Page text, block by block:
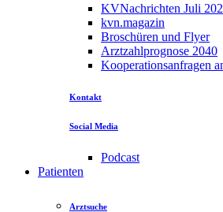
KVNachrichten Juli
kvn.magazin
Broschüren und Flyer
Arztzahlprognose 2040
Kooperationsanfragen
Kontakt
Social Media
Podcast
Patienten
Arztsuche